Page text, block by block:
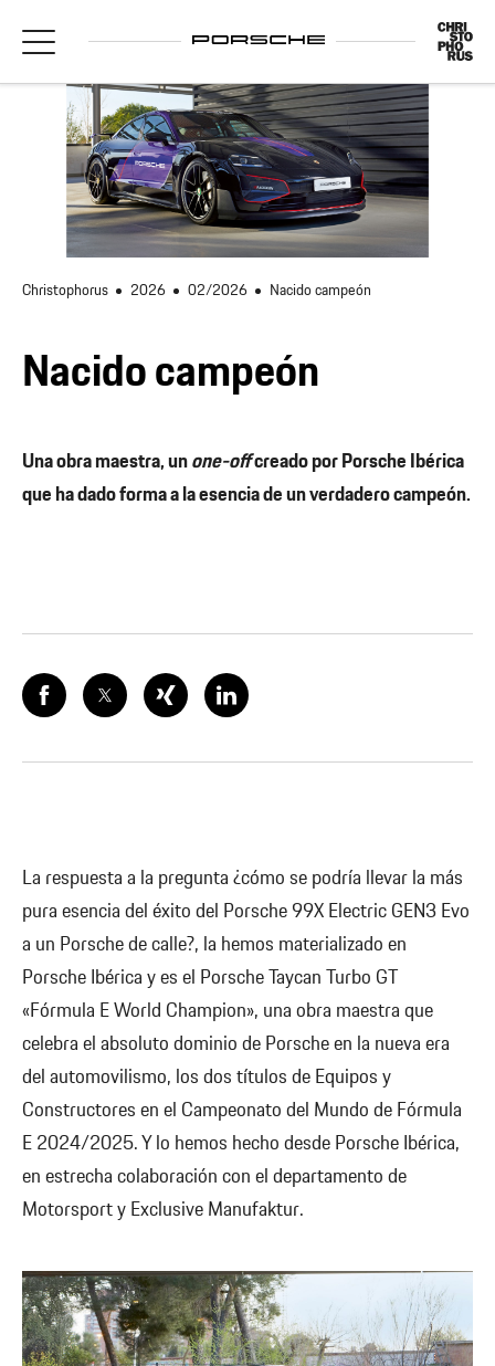
Christophorus 2026 02/2026 Nacido campeón
Nacido campeón
Una obra maestra, unone-offcreado por Porsche Ibérica
que ha dado forma a la esencia de un verdadero campeón.
La respuesta a la pregunta ¿cómo se podría llevar la más
pura esencia del éxito del Porsche 99X Electric GEN3 Evo
a un Porsche de calle?, la hemos materializado en
Porsche Ibérica y es el Porsche Taycan Turbo GT
«Fórmula E World Champion», una obra maestra que
celebra el absoluto dominio de Porsche en la nueva era
del automovilismo, los dos títulos de Equipos y
Constructores en el Campeonato del Mundo de Fórmula
E 2024/2025. Y lo hemos hecho desde Porsche Ibérica,
en estrecha colaboración con el departamento de
Motorsport y Exclusive Manufaktur.